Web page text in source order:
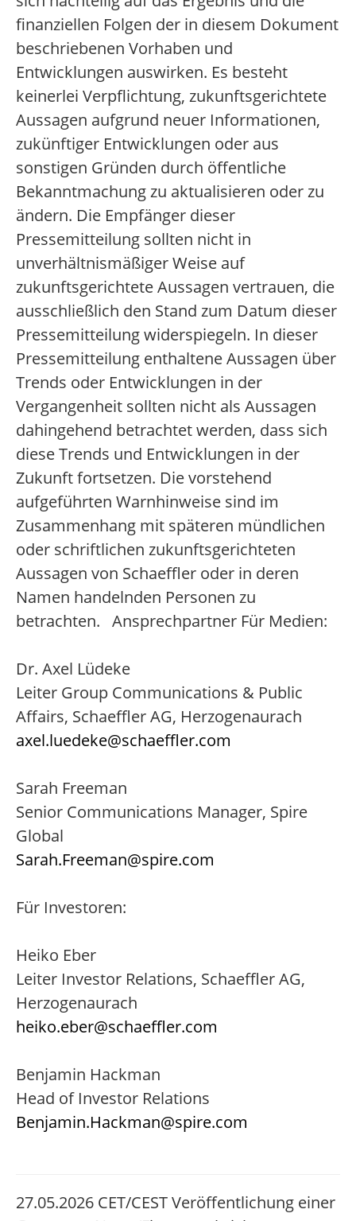
finanziellen Folgen der in diesem Dokument
beschriebenen Vorhaben und
Entwicklungen auswirken. Es besteht
keinerlei Verpflichtung, zukunftsgerichtete
Aussagen aufgrund neuer Informationen,
zukünftiger Entwicklungen oder aus
sonstigen Gründen durch öffentliche
Bekanntmachung zu aktualisieren oder zu
ändern. Die Empfänger dieser
Pressemitteilung sollten nicht in
unverhältnismäßiger Weise auf
zukunftsgerichtete Aussagen vertrauen, die
ausschließlich den Stand zum Datum dieser
Pressemitteilung widerspiegeln. In dieser
Pressemitteilung enthaltene Aussagen über
Trends oder Entwicklungen in der
Vergangenheit sollten nicht als Aussagen
dahingehend betrachtet werden, dass sich
diese Trends und Entwicklungen in der
Zukunft fortsetzen. Die vorstehend
aufgeführten Warnhinweise sind im
Zusammenhang mit späteren mündlichen
oder schriftlichen zukunftsgerichteten
Aussagen von Schaeffler oder in deren
Namen handelnden Personen zu
betrachten. Ansprechpartner Für Medien:
Dr. Axel Lüdeke
Leiter Group Communications & Public
Affairs, Schaeffler AG, Herzogenaurach
axel.luedeke@schaeffler.com
Sarah Freeman
Senior Communications Manager, Spire
Global
Sarah.Freeman@spire.com
Für Investoren:
Heiko Eber
Leiter Investor Relations, Schaeffler AG,
Herzogenaurach
heiko.eber@schaeffler.com
Benjamin Hackman
Head of Investor Relations
Benjamin.Hackman@spire.com
27.05.2026 CET/CEST Veröffentlichung einer